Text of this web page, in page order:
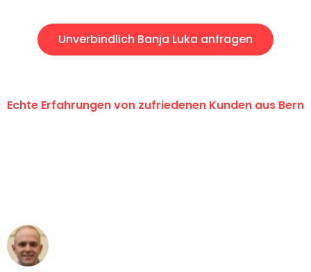
Unverbindlich Banja Luka anfragen
Echte Erfahrungen von zufriedenen Kunden aus Bern